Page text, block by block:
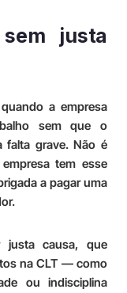
justa
a empresa
sem que o
falta grave. Não é
tem esse
a pagar uma
justa causa, que
na CLT — como
ou indisciplina